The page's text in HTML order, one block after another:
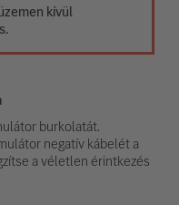
kívül
burkolatát.
negatív kábelét a
a véletlen érintkezés